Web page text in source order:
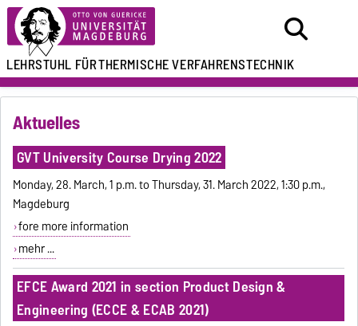
LEHRSTUHL FÜRTHERMISCHE VERFAHRENSTECHNIK
Aktuelles
GVT University Course Drying 2022
Monday, 28. March, 1 p.m. to Thursday, 31. March 2022, 1:30 p.m.,
Magdeburg
fore more information
mehr ...
EFCE Award 2021 in section Product Design &
Engineering (ECCE & ECAB 2021)